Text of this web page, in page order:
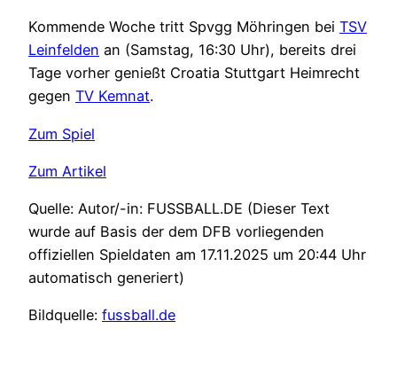
Kommende Woche tritt Spvgg Möhringen bei TSV
Leinfelden an (Samstag, 16:30 Uhr), bereits drei
Tage vorher genießt Croatia Stuttgart Heimrecht
gegen TV Kemnat.
Zum Spiel
Zum Artikel
Quelle: Autor/-in: FUSSBALL.DE (Dieser Text
wurde auf Basis der dem DFB vorliegenden
offiziellen Spieldaten am 17.11.2025 um 20:44 Uhr
automatisch generiert)
Bildquelle: fussball.de